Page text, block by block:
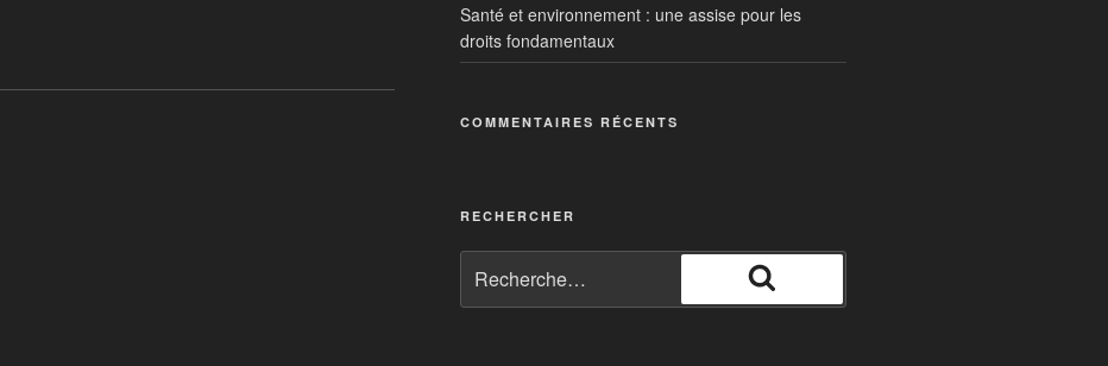
Santé et environnement : une assise pour les
droits fondamentaux
COMMENTAIRES RÉCENTS
RECHERCHER